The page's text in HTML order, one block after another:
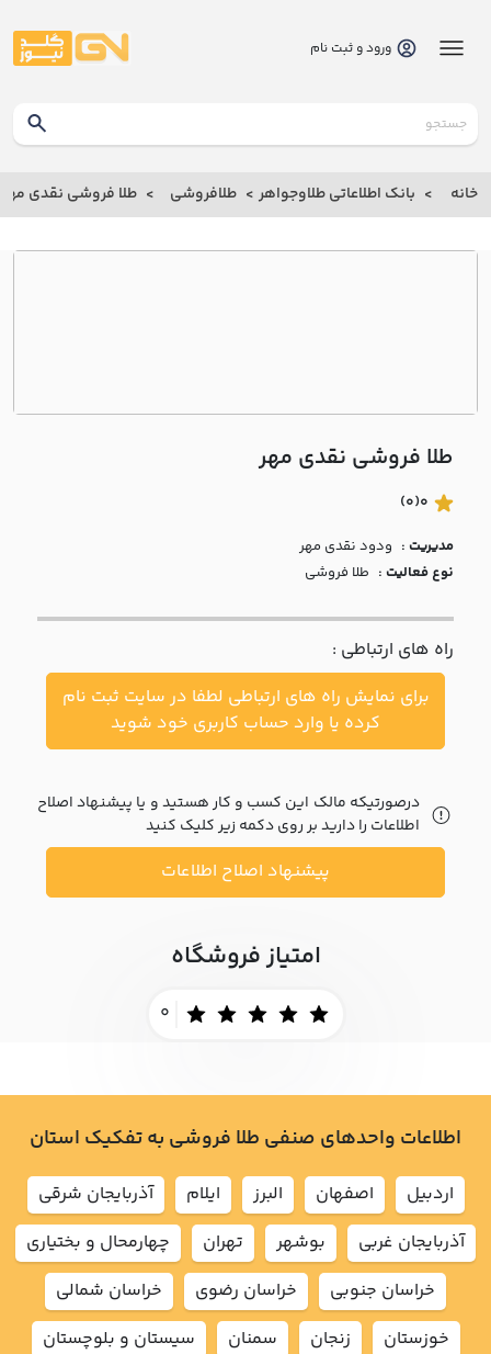
بانک
بانک
اطلاعاتی
درباره
با ما
مقالات
اخبار
پرسش
متداول
خواست
ورود و ثبت نام
خانه بانک اطلاعاتی طلاوجواهر طلافروشی طلا فروشی نقدي مهر
طلا فروشی نقدي مهر
0
(0)
مدیریت : ودود نقدي مهر
نوع فعالیت : طلا فروشی
راه های ارتباطی :
برای نمایش راه های ارتباطی لطفا در سایت ثبت نام
کرده یا وارد حساب کاربری خود شوید
درصورتیکه مالک این کسب و کار هستید و یا پیشنهاد اصلاح
اطلاعات را دارید بر روی دکمه زیر کلیک کنید
پیشنهاد اصلاح اطلاعات
امتیاز فروشگاه
0
اطلاعات واحدهای صنفی طلا فروشی به تفکیک استان
اردبيل اصفهان البرز ايلام
آذربايجان شرقي
آذربايجان غربي
بوشهر تهران
چهارمحال و بختياري
خراسان جنوبي
خراسان رضوي
خراسان شمالي
خوزستان
زنجان سمنان
سيستان و بلوچستان